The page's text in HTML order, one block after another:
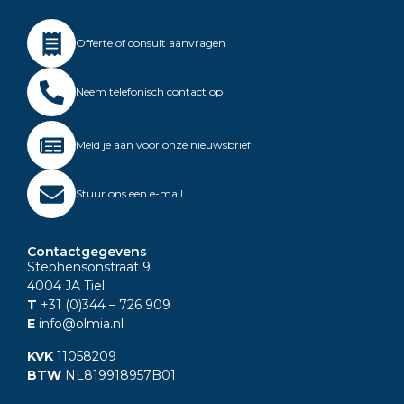
Offerte of consult aanvragen
Neem telefonisch contact op
Meld je aan voor onze nieuwsbrief
Stuur ons een e-mail
Contactgegevens
Stephensonstraat 9
4004 JA Tiel
T +31 (0)344 – 726 909
E info@olmia.nl
KVK 11058209
BTW NL819918957B01